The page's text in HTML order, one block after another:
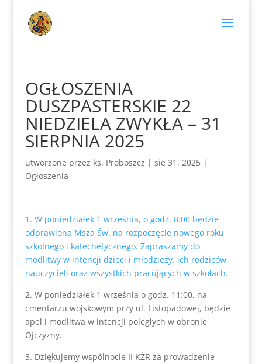
OGŁOSZENIA
DUSZPASTERSKIE 22
NIEDZIELA ZWYKŁA – 31
SIERPNIA 2025
utworzone przez ks. Proboszcz | sie 31, 2025|
Ogłoszenia
1. W poniedziałek 1 września, o godz. 8:00 będzie
odprawiona Msza Św. na rozpoczęcie nowego roku
szkolnego i katechetycznego. Zapraszamy do
modlitwy w intencji dzieci i młodzieży, ich rodziców,
nauczycieli oraz wszystkich pracujących w szkołach.
2. W poniedziałek 1 września o godz. 11:00, na
cmentarzu wojskowym przy ul. Listopadowej, będzie
apel i modlitwa w intencji poległych w obronie
Ojczyzny.
3. Dziękujemy wspólnocie II KŻR za prowadzenie